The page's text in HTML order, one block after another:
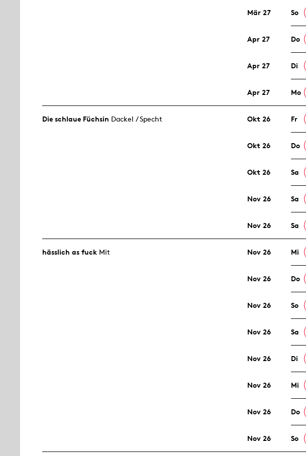
Mär 27 So
Apr 27 Do
Apr 27 Di
Apr 27 Mo
Die schlaue Füchsin Dackel / Specht Okt 26 Fr
Okt 26 Do
Okt 26 Sa
Nov 26 Sa
Nov 26 Sa
hässlich as fuck Mit Nov 26 Mi
Nov 26 Do
Nov 26 So
Nov 26 Sa
Nov 26 Di
Nov 26 Mi
Nov 26 Do
Nov 26 So